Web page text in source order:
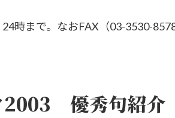
時まで。なおFAX（03-3530-
2003 優秀句紹介